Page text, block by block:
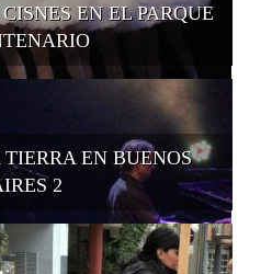
EN EL PARQUE
EN BUENOS
2